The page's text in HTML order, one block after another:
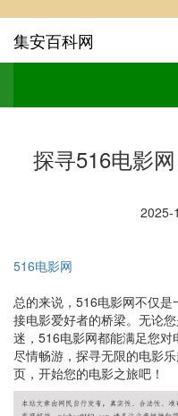
集安百科网
探寻516电影
2025-
516电影网
总的来说，516电影网不仅
接电影爱好者的桥梁。无论
迷，516电影网都能满足您
尽情畅游，探寻无限的电影
页，开始您的电影之旅吧！